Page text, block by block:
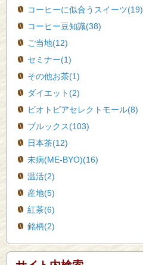
コーヒーに似合うスイーツ(19)
コーヒー豆知識(38)
ご当地(12)
セミナー(1)
その他お茶(1)
ダイエット(2)
ビオトピアセレクトモール(8)
ブルックス(103)
日本茶(12)
未病(ME-BYO)(16)
温活(2)
産地(5)
紅茶(6)
銘柄(2)